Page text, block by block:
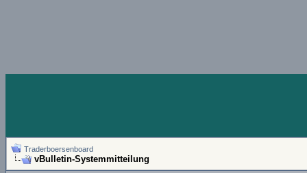
Traderboersenboard
vBulletin-Systemmitteilung